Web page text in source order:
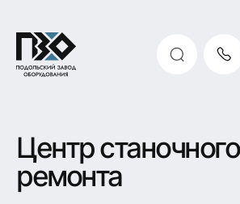
Центр станочного
ремонта